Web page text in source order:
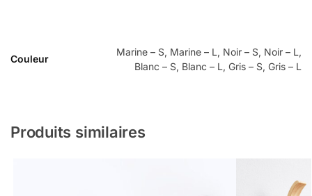
Couleur
Marine – S, Marine – L, Noir – S, Noir – L,
Blanc – S, Blanc – L, Gris – S, Gris – L
Produits similaires